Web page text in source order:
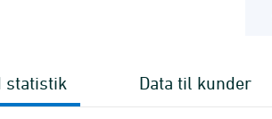
statistik Data til kunder